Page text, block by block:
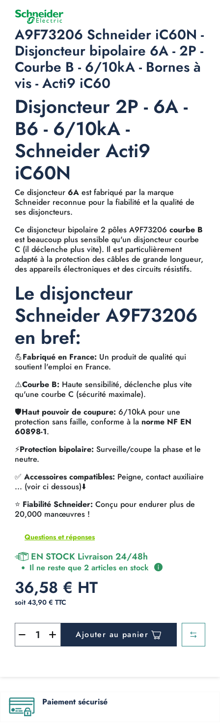
A9F73206 Schneider iC60N -
Disjoncteur bipolaire 6A - 2P -
Courbe B - 6/10kA - Bornes à
vis - Acti9 iC60
Disjoncteur 2P - 6A -
B6 - 6/10kA -
Schneider Acti9
iC60N
Ce disjoncteur 6A est fabriqué par la marque
Schneider reconnue pour la fiabilité et la qualité de
ses disjoncteurs.
Ce disjoncteur bipolaire 2 pôles A9F73206 courbe B
est beaucoup plus sensible qu'un disjoncteur courbe
C (il déclenche plus vite). Il est particulièrement
adapté à la protection des câbles de grande longueur,
des appareils électroniques et des circuits résistifs.
Le disjoncteur
Schneider A9F73206
en bref:
💪Fabriqué en France: Un produit de qualité qui
soutient l'emploi en France.
⚠️Courbe B: Haute sensibilité, déclenche plus vite
qu'une courbe C (sécurité maximale).
🛡️Haut pouvoir de coupure: 6/10kA pour une
protection sans faille, conforme à la norme NF EN
60898-1.
⚡Protection bipolaire: Surveille/coupe la phase et le
neutre.
✅ Accessoires compatibles: Peigne, contact auxiliaire
... (voir ci dessous)⬇️
⭐ Fiabilité Schneider: Conçu pour endurer plus de
20,000 manœuvres !
Questions et réponses
EN STOCK Livraison 24/48h
Il ne reste que 2 articles en stock
36,58 € HT
soit 43,90 € TTC
Ajouter au panier
Paiement sécurisé